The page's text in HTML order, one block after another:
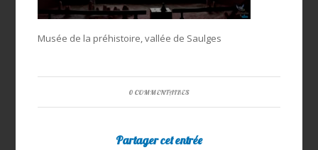
Musée de la préhistoire, vallée de Saulges
0 COMMENTAIRES
Partager cet entrée